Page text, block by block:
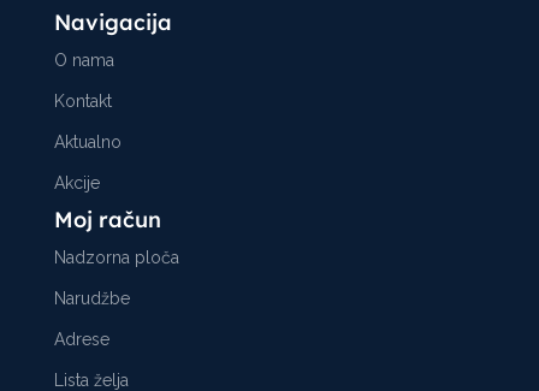
Navigacija
O nama
Kontakt
Aktualno
Akcije
Moj račun
Nadzorna ploča
Narudžbe
Adrese
Lista želja